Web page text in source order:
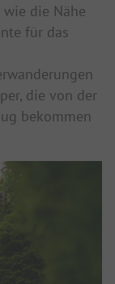
die Nähe
für das
die von der
bekommen